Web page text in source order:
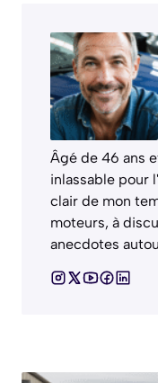
Âgé de 46 ans
inlassable pour
clair de mon
moteurs, à
anecdotes